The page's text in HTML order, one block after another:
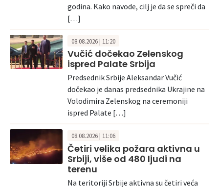
godina. Kako navode, cilj je da se spreči da
[…]
08.08.2026 | 11:20
Vučić dočekao Zelenskog
ispred Palate Srbija
Predsednik Srbije Aleksandar Vučić
dočekao je danas predsednika Ukrajine na
Volodimira Zelenskog na ceremoniji
ispred Palate […]
08.08.2026 | 11:06
Četiri velika požara aktivna u
Srbiji, više od 480 ljudi na
terenu
Na teritoriji Srbije aktivna su četiri veća